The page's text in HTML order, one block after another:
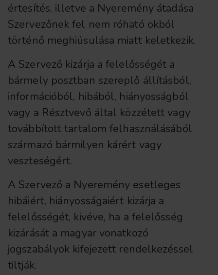
értesítés, illetve a Nyeremény átadása
Szervezőnek fel nem róható okból
történő meghiúsulása miatt keletkezik.
A Szervező kizárja a felelősségét a
bármely posztban szereplő állításból,
információból, hibából, hiányosságból
vagy a Résztvevő által közzétett vagy
továbbított tartalom felhasználásából
származó bármilyen kárért vagy
veszteségért.
A Szervező a Nyeremény esetleges
hibáiért, hiányosságaiért kizárja a
felelősségét, kivéve, ha a felelősség
kizárását a magyar vonatkozó
jogszabályok kifejezett rendelkezéssel
tiltják.